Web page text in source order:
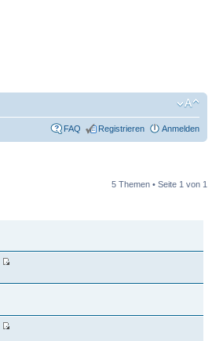
FAQ Registrieren Anmelden
5 Themen • Seite 1 von 1